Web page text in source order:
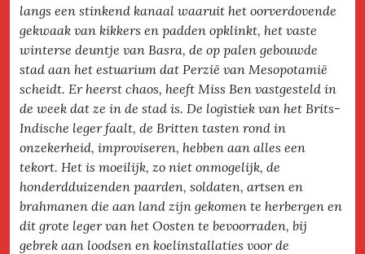
langs een stinkend kanaal waaruit het oorverdovende
gekwaak van kikkers en padden opklinkt, het vaste
winterse deuntje van Basra, de op palen gebouwde
stad aan het estuarium dat Perzië van Mesopotamië
scheidt. Er heerst chaos, heeft Miss Ben vastgesteld in
de week dat ze in de stad is. De logistiek van het Brits-
Indische leger faalt, de Britten tasten rond in
onzekerheid, improviseren, hebben aan alles een
tekort. Het is moeilijk, zo niet onmogelijk, de
honderdduizenden paarden, soldaten, artsen en
brahmanen die aan land zijn gekomen te herbergen en
dit grote leger van het Oosten te bevoorraden, bij
gebrek aan loodsen en koelinstallaties voor de